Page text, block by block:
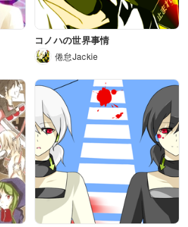
コノハの世界事情
倦怠Jackie